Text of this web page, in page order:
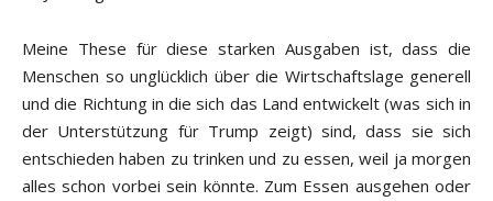
Meine These für diese starken Ausgaben ist, dass die
Menschen so unglücklich über die Wirtschaftslage generell
und die Richtung in die sich das Land entwickelt (was sich in
der Unterstützung für Trump zeigt) sind, dass sie sich
entschieden haben zu trinken und zu essen, weil ja morgen
alles schon vorbei sein könnte. Zum Essen ausgehen oder